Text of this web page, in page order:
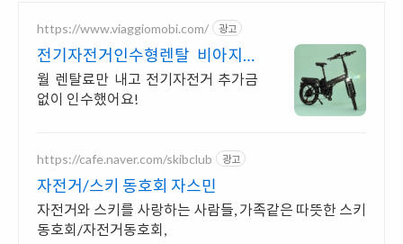
https://www.viaggiomobi.com/ 광고
전기자전거인수형렌탈 비아지오
추가금0원, 출퇴근자전거마련
월 렌탈료만 내고 전기자전거 추가금
없이 인수했어요!
https://cafe.naver.com/skibclub 광고
자전거/스키 동호회 자스민
자전거와 스키를 사랑하는 사람들, 가족같은 따뜻한 스키
동호회/자전거동호회,